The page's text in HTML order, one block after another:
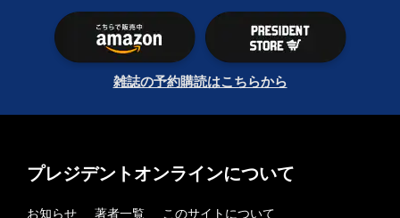
雑誌の予約購読はこちらから
プレジデントオンラインについて
お知らせ 著者一覧
このサイトについて